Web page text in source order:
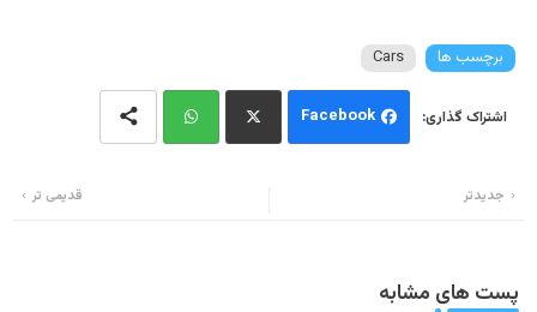
برچسب ها Cars
Facebook
جدیدتر قدیمی تر
پست های مشابه